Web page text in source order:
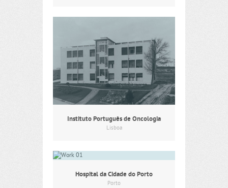
Instituto Português de Oncologia
Lisboa
Hospital da Cidade do Porto
Porto